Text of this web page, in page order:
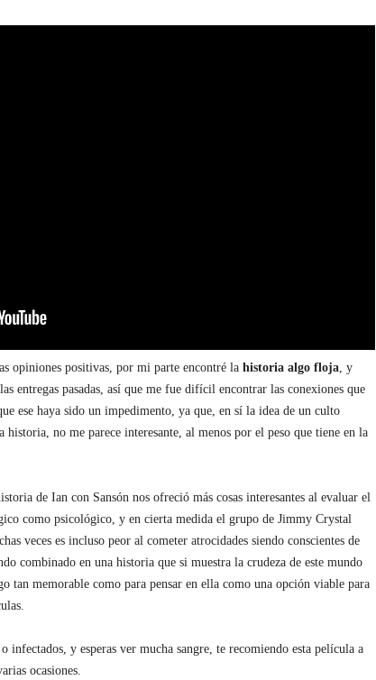
opiniones positivas, por mi parte encontré la historia algo floja, y
entregas pasadas, así que me fue difícil encontrar las conexiones que
ese haya sido un impedimento, ya que, en sí la idea de un culto
historia, no me parece interesante, al menos por el peso que tiene en la
de Ian con Sansón nos ofreció más cosas interesantes al evaluar el
como psicológico, y en cierta medida el grupo de Jimmy Crystal
veces es incluso peor al cometer atrocidades siendo conscientes de
combinado en una historia que si muestra la crudeza de este mundo
tan memorable como para pensar en ella como una opción viable para
infectados, y esperas ver mucha sangre, te recomiendo esta película a
ocasiones.